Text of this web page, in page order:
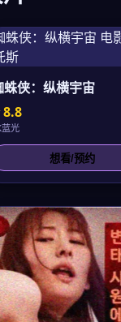
蛛侠：纵横宇宙
8.8
光
想看/预约